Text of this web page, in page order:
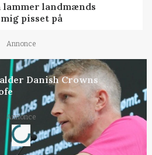
lammer landmænds
pisset på
Annonce
Danish Crowns
Annonce
Loading...